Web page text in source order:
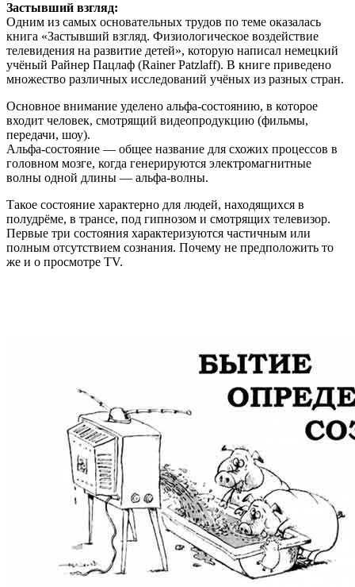
Застывший взгляд:
Одним из самых основательных трудов по теме оказалась
книга «Застывший взгляд. Физиологическое воздействие
телевидения на развитие детей», которую написал немецкий
учёный Райнер Пацлаф (Rainer Patzlaff). В книге приведено
множество различных исследований учёных из разных стран.
Основное внимание уделено альфа-состоянию, в которое
входит человек, смотрящий видеопродукцию (фильмы,
передачи, шоу).
Альфа-состояние — общее название для схожих процессов в
головном мозге, когда генерируются электромагнитные
волны одной длины — альфа-волны.
Такое состояние характерно для людей, находящихся в
полудрёме, в трансе, под гипнозом и смотрящих телевизор.
Первые три состояния характеризуются частичным или
полным отсутствием сознания. Почему не предположить то
же и о просмотре TV.